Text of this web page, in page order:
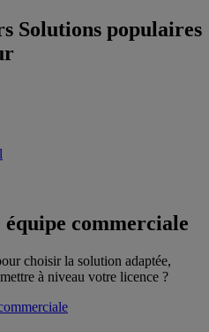
Solutions populaires
commerciale
choisir la solution adaptée,
à niveau votre licence ?